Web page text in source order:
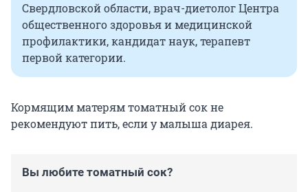
Свердловской области, врач-диетолог Центра
общественного здоровья и медицинской
профилактики, кандидат наук, терапевт
первой категории.
Кормящим матерям томатный сок не
рекомендуют пить, если у малыша диарея.
Вы любите томатный сок?